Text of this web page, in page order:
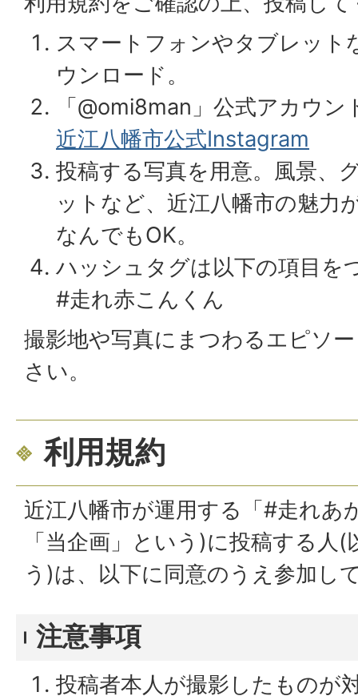
スマートフォンやタブレッ
ウンロード。
「@omi8man」公式アカウ
近江八幡市公式Instagram
投稿する写真を用意。風景、
ットなど、近江八幡市の魅力
なんでもOK。
ハッシュタグは以下の項目を
#走れ赤こんくん
撮影地や写真にまつわるエピソ
さい。
利用規約
近江八幡市が運用する「#走れあ
「当企画」という)に投稿する人
う)は、以下に同意のうえ参加し
注意事項
投稿者本人が撮影したものが